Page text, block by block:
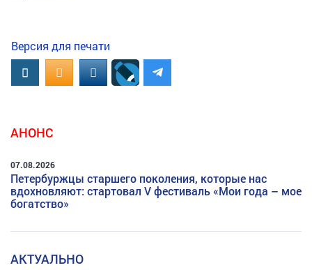
Версия для печати
ВконтактеOK.RUMAIL.RU
АНОНС
07.08.2026
Петербуржцы старшего поколения, которые нас
вдохновляют: стартовал V фестиваль «Мои года – мое
богатство»
АКТУАЛЬНО